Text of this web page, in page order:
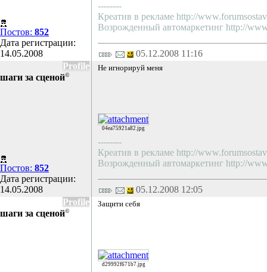
Постов: 852
Дата регистрации:
14.05.2008
--------
Креатив в рекламе http://
Возрожденный автомаркетинг http://
05.12.2008 11:16
Profile
шаги за сценой©
Постов: 852
Дата регистрации:
14.05.2008
Не игнорируй меня
04ea75921a82.jpg
--------
Креатив в рекламе http://
Возрожденный автомаркетинг http://
05.12.2008 12:05
Profile
шаги за сценой©
Защити себя
d29992f671b7.jpg